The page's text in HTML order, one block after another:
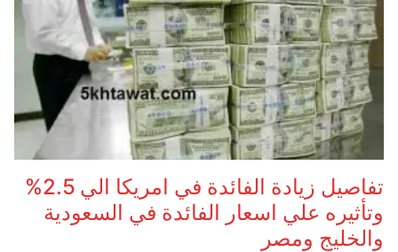
تفاصيل زيادة الفائدة في امريكا الي 2.5%
وتأثيره علي اسعار الفائدة في السعودية
والخليج ومصر